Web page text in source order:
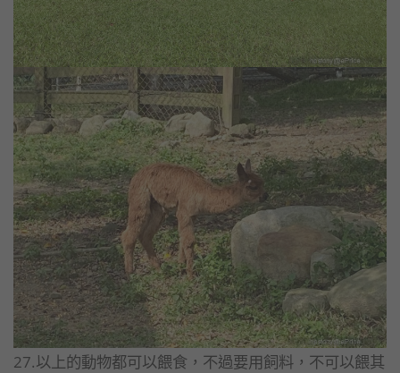
27.以上的動物都可以餵食，不過要用飼料，不可以餵其